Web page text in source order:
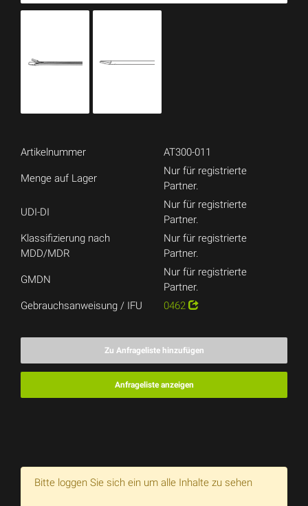
Artikelnummer AT300-011
Menge auf Lager
Nur für registrierte
Partner.
UDI-DI
Nur für registrierte
Partner.
Klassifizierung nach
MDD/MDR
Nur für registrierte
Partner.
GMDN
Nur für registrierte
Partner.
Gebrauchsanweisung / IFU
0462
Zu Anfrageliste hinzufügen
Anfrageliste anzeigen
Bitte loggen Sie sich ein um alle Inhalte zu sehen